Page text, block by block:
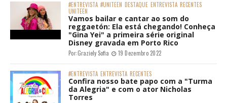
#ENTREVISTA #UNITEEN DESTAQUE ENTREVISTA RECENTES
UNITEEN
Vamos bailar e cantar ao som do
reggaetón: Ela está chegando! Conheça
"Gina Yei" a primeira série original
Disney gravada em Porto Rico
Por:Graziely Sofia 19 Dezembro 2022
#ENTREVISTA ENTREVISTA RECENTES
Confira nosso bate papo com a "Turma
da Alegria" e com o ator Nicholas
Torres